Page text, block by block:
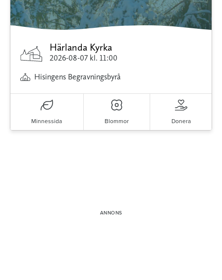
Härlanda Kyrka
2026-08-07 kl. 11:00
Hisingens Begravningsbyrå
Minnessida Blommor Donera